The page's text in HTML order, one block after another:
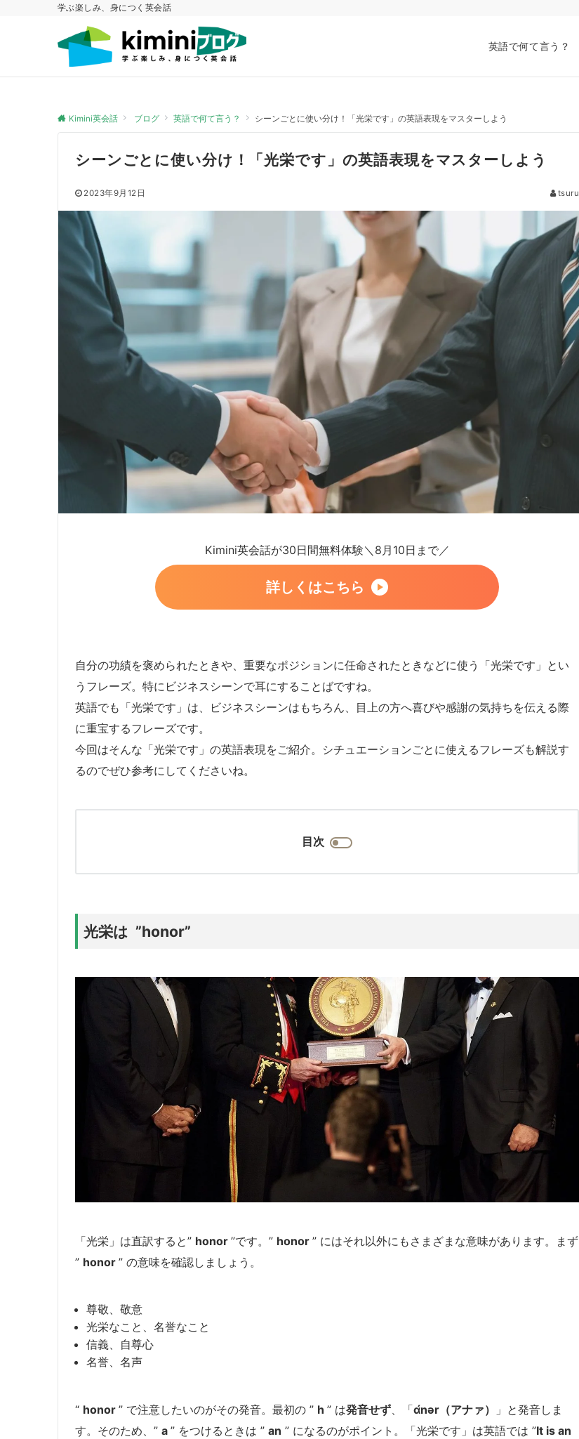
学ぶ楽しみ、身につく英会話
英語で何て言う？
Kimini英会話 ブログ 英語で何て言う？ シーンごとに使い分け！「光栄です」の英語表現をマスターしよう
シーンごとに使い分け！「光栄です」の英語表現をマスターしよう
2023年9月12日 tsuru
Kimini英会話が30日間無料体験＼8月10日まで／
詳しくはこちら
自分の功績を褒められたときや、重要なポジションに任命されたときなどに使う「光栄です」とい
うフレーズ。特にビジネスシーンで耳にすることばですね。
英語でも「光栄です」は、ビジネスシーンはもちろん、目上の方へ喜びや感謝の気持ちを伝える際
に重宝するフレーズです。
今回はそんな「光栄です」の英語表現をご紹介。シチュエーションごとに使えるフレーズも解説す
るのでぜひ参考にしてくださいね。
目次
光栄は ”honor”
「光栄」は直訳すると” honor ”です。” honor ” にはそれ以外にもさまざまな意味があります。まず
” honor ” の意味を確認しましょう。
尊敬、敬意
光栄なこと、名誉なこと
信義、自尊心
名誉、名声
“ honor ” で注意したいのがその発音。最初の ” h ” は発音せず、「ɑ́nər（アナァ）
」と発音しま
す。そのため、” a ” をつけるときは ” an ” になるのがポイント。「光栄です」は英語では ”It is an